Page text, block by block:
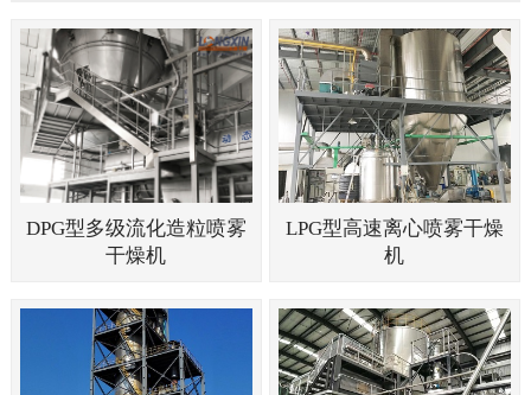
DPG型多级流化造粒喷雾
干燥机
LPG型高速离心喷雾干燥
机